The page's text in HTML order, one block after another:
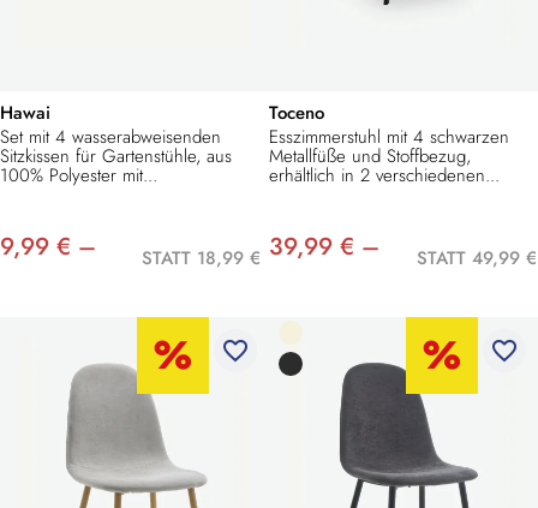
Hawai
Set mit 4 wasserabweisenden
Sitzkissen für Gartenstühle, aus
100% Polyester mit...
9,99 € – STATT 18,99 €
Toceno
Esszimmerstuhl mit 4 schwarzen
Metallfüße und Stoffbezug,
erhältlich in 2 verschiedenen...
39,99 € – STATT 49,99 €
favorite_border favorite_border